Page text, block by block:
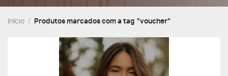
Início / Produtos marcados com a tag “voucher”